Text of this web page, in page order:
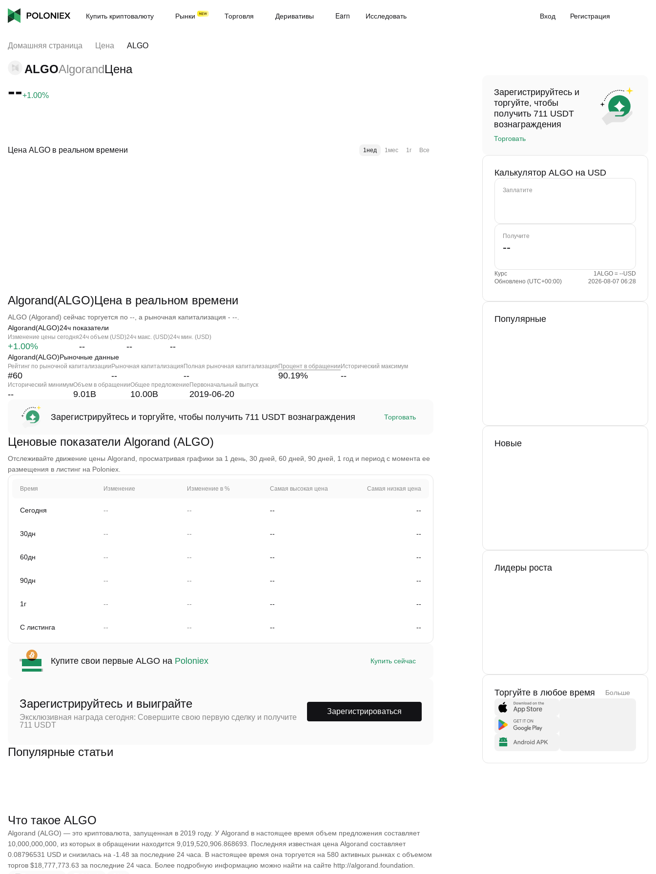
Купить криптовалюту Рынки Торговля Деривативы Earn Исследовать Вход Регистрация
Домашняя страница Цена ALGO
ALGOAlgorandЦена
--+1.00%
Цена ALGO в реальном времени 1нед 1мес 1г Все
Algorand(ALGO)Цена в реальном времени
ALGO (Algorand) сейчас торгуется по --, а рыночная капитализация - --.
Algorand(ALGO)24ч показатели
Изменение цены сегодня
+1.00%
24ч объем (USD)
--
24ч макс. (USD)
--
24ч мин. (USD)
--
Algorand(ALGO)Рыночные данные
Рейтинг по рыночной капитализации
#60
Рыночная капитализация
--
Полная рыночная капитализация
--
Процент в обращении
90.19%
Исторический максимум
--
Исторический минимум
--
Объем в обращении
9.01B
Общее предложение
10.00B
Первоначальный выпуск
2019-06-20
Зарегистрируйтесь и торгуйте, чтобы получить 711 USDT вознаграждения Торговать
Ценовые показатели Algorand (ALGO)
Отслеживайте движение цены Algorand, просматривая графики за 1 день, 30 дней, 60 дней, 90 дней, 1 год и период с момента ее
размещения в листинг на Poloniex.
Время Изменение Изменение в % Самая высокая цена Самая низкая цена
Сегодня -- -- -- --
30дн -- -- -- --
60дн -- -- -- --
90дн -- -- -- --
1г -- -- -- --
С листинга -- -- -- --
Купите свои первые ALGO на Poloniex Купить сейчас
Зарегистрируйтесь и выиграйте
Эксклюзивная награда сегодня: Совершите свою первую сделку и получите
711 USDT
Зарегистрироваться
Популярные статьи
Что такое ALGO
Algorand (ALGO) — это криптовалюта, запущенная в 2019 году. У Algorand в настоящее время объем предложения составляет
10,000,000,000, из которых в обращении находится 9,019,520,906.868693. Последняя известная цена Algorand составляет
0.08796531 USD и снизилась на -1.48 за последние 24 часа. В настоящее время она торгуется на 580 активных рынках с объемом
торгов $18,777,773.63 за последние 24 часа. Более подробную информацию можно найти на сайте http://algorand.foundation.
Зарегистрируйтесь и
торгуйте, чтобы
получить 711 USDT
вознаграждения
Торговать
Калькулятор ALGO на USD
Заплатите
Получите
Курс
1ALGO = --USD
Обновлено (UTC+00:00)
2026-08-07 06:28
Популярные
Новые
Лидеры роста
Торгуйте в любое время Больше